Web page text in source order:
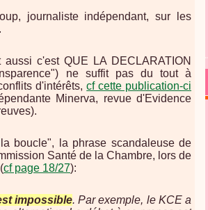
journaliste indépendant, sur les
.
c'est QUE LA DECLARATION
ne suffit pas du tout à
d'intérêts,cf cette publication-ci
Minerva, revue d'Evidence
boucle", la phrase scandaleuse de
Santé de la Chambre, lors de
cf page 18/27):
impossible. Par exemple, le KCE a